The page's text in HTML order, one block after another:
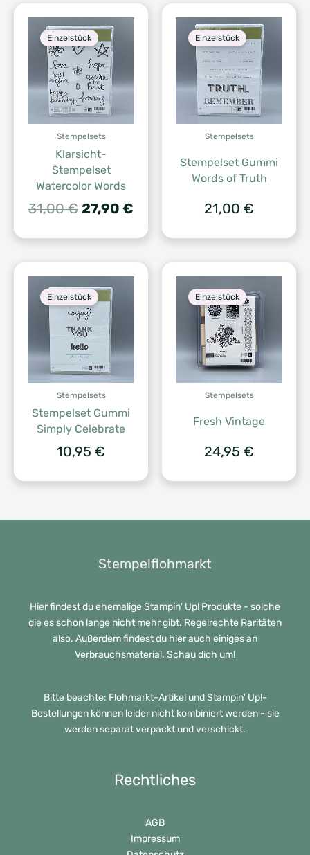
Einzelstück
Stempelsets
Klarsicht-
Stempelset
Watercolor Words
31,00€ Ursprünglicher
war:
31,00 €
27,90 €
ist:
27,90 €.
Einzelstück
Stempelsets
Stempelset Gummi
Words of Truth
21,00 €
Einzelstück
Stempelsets
Stempelset Gummi
Simply Celebrate
10,95 €
Einzelstück
Stempelsets
Fresh Vintage
24,95 €
Stempelflohmarkt
Hier findest du ehemalige Stampin' Up! Produkte - solche
die es schon lange nicht mehr gibt. Regelrechte Raritäten
also. Außerdem findest du hier auch einiges an
Verbrauchsmaterial. Schau dich um!
Bitte beachte: Flohmarkt-Artikel und Stampin' Up!-
Bestellungen können leider nicht kombiniert werden - sie
werden separat verpackt und verschickt.
Rechtliches
AGB
Impressum